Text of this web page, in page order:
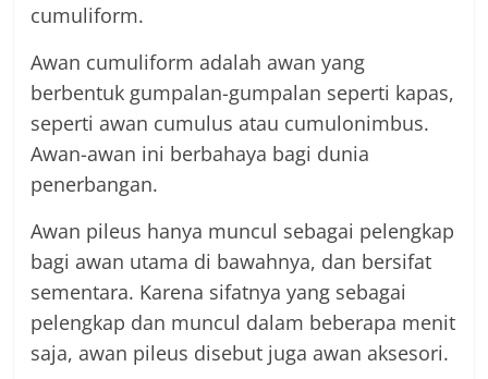
cumuliform.
Awan cumuliform adalah awan yang
berbentuk gumpalan-gumpalan seperti kapas,
seperti awan cumulus atau cumulonimbus.
Awan-awan ini berbahaya bagi dunia
penerbangan.
Awan pileus hanya muncul sebagai pelengkap
bagi awan utama di bawahnya, dan bersifat
sementara. Karena sifatnya yang sebagai
pelengkap dan muncul dalam beberapa menit
saja, awan pileus disebut juga awan aksesori.